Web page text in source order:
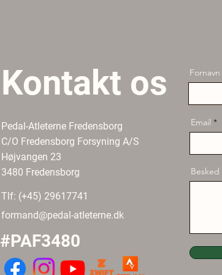
Kontakt os
Pedal-Atleterne Fredensborg
C/O Fredensborg Forsyning A/S
Højvangen 23
3480 Fredensborg
Tlf: (+45) 29617741
formand@pedal-atleterne.dk
#PAF3480
Fornavn
Email
Besked